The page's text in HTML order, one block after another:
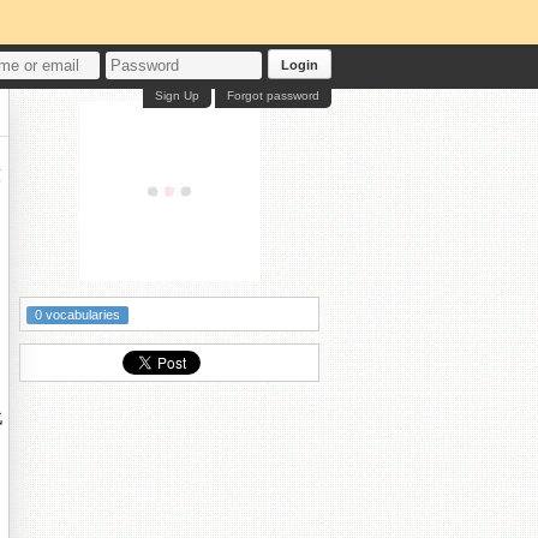
Login
Forgot password
Sign Up
0 vocabularies